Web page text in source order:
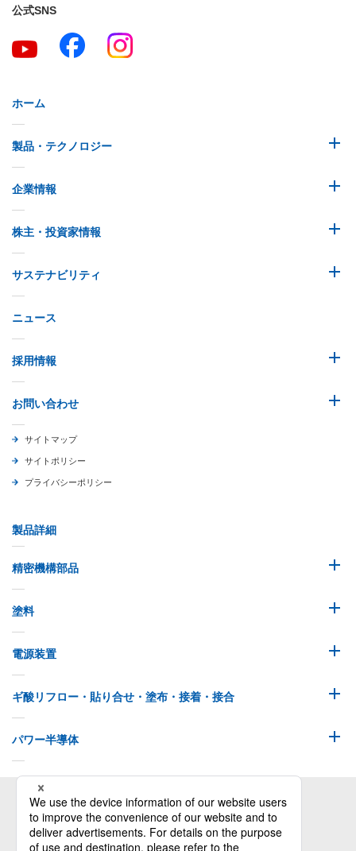
公式SNS
ホーム
製品・テクノロジー
企業情報
株主・投資家情報
サステナビリティ
ニュース
採用情報
お問い合わせ
サイトマップ
サイトポリシー
プライバシーポリシー
製品詳細
精密機構部品
塗料
電源装置
ギ酸リフロー・貼り合せ・塗布・接着・接合
パワー半導体
株式会社オリジン